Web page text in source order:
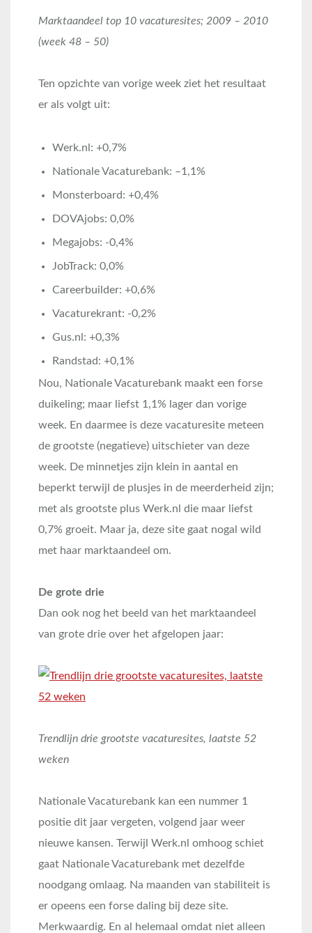
Marktaandeel top 10 vacaturesites; 2009 – 2010
(week 48 – 50)
Ten opzichte van vorige week ziet het resultaat
er als volgt uit:
Werk.nl: +0,7%
Nationale Vacaturebank: –1,1%
Monsterboard: +0,4%
DOVAjobs: 0,0%
Megajobs: -0,4%
JobTrack: 0,0%
Careerbuilder: +0,6%
Vacaturekrant: -0,2%
Gus.nl: +0,3%
Randstad: +0,1%
Nou, Nationale Vacaturebank maakt een forse
duikeling; maar liefst 1,1% lager dan vorige
week. En daarmee is deze vacaturesite meteen
de grootste (negatieve) uitschieter van deze
week. De minnetjes zijn klein in aantal en
beperkt terwijl de plusjes in de meerderheid zijn;
met als grootste plus Werk.nl die maar liefst
0,7% groeit. Maar ja, deze site gaat nogal wild
met haar marktaandeel om.
De grote drie
Dan ook nog het beeld van het marktaandeel
van grote drie over het afgelopen jaar:
Trendlijn drie grootste vacaturesites, laatste 52
weken
Nationale Vacaturebank kan een nummer 1
positie dit jaar vergeten, volgend jaar weer
nieuwe kansen. Terwijl Werk.nl omhoog schiet
gaat Nationale Vacaturebank met dezelfde
noodgang omlaag. Na maanden van stabiliteit is
er opeens een forse daling bij deze site.
Merkwaardig. En al helemaal omdat niet alleen